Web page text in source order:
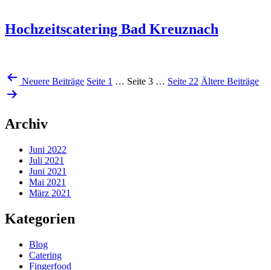
Hochzeitscatering Bad Kreuznach
Seitennummerierung
der
Neuere Beiträge Seite 1 … Seite 3 … Seite 22 Ältere Beiträge
Archiv
Juni 2022
Juli 2021
Juni 2021
Mai 2021
März 2021
Kategorien
Blog
Catering
Fingerfood